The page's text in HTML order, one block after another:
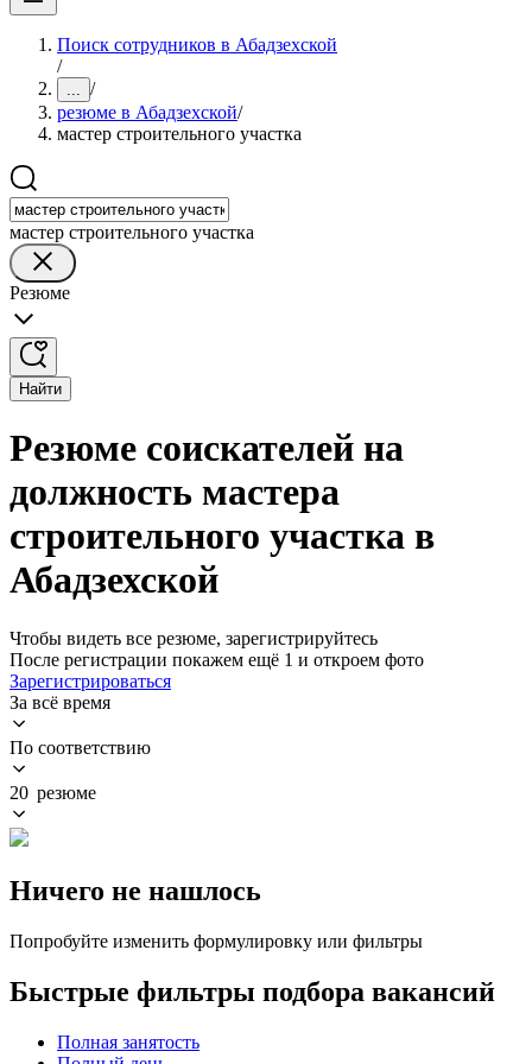
Поиск сотрудников в Абадзехской
/
... /
резюме в Абадзехской/
мастер строительного участка
мастер строительного участка
Резюме
Найти
Резюме соискателей на
должность мастера
строительного участка в
Абадзехской
Чтобы видеть все резюме, зарегистрируйтесь
После регистрации покажем ещё 1 и откроем фото
Зарегистрироваться
За всё время
По соответствию
20 резюме
Ничего не нашлось
Попробуйте изменить формулировку или фильтры
Быстрые фильтры подбора вакансий
Полная занятость